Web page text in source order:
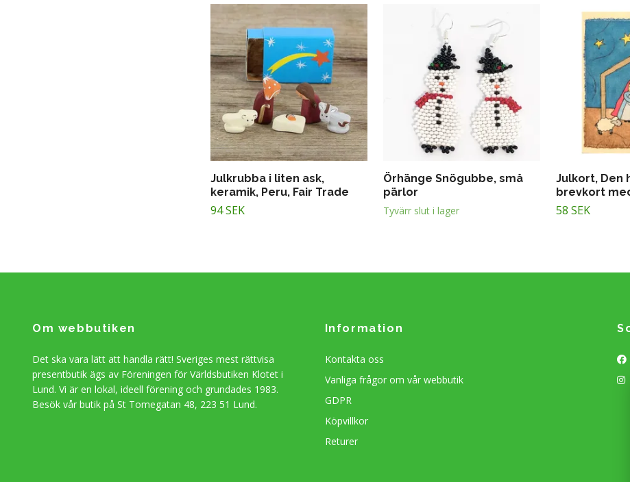
Julkrubba i liten ask,
keramik, Peru, Fair Trade
94 SEK
Örhänge Snögubbe, små
pärlor
Tyvärr slut i lager
Julkort, Den
brevkort
58 SEK
Om webbutiken
Det ska vara lätt att handla rätt! Sveriges mest rättvisa
presentbutik ägs av Föreningen för Världsbutiken Klotet i
Lund. Vi är en lokal, ideell förening och grundades 1983.
Besök vår butik på St Tomegatan 48, 223 51 Lund.
Information
Kontakta oss
Vanliga frågor om vår webbutik
GDPR
Köpvillkor
Returer